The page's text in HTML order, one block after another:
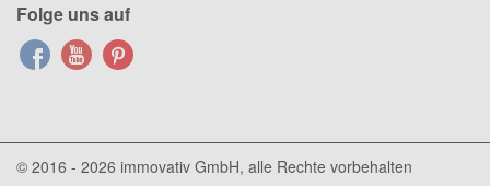
Folge uns auf
© 2016 - 2026 immovativ GmbH, alle Rechte vorbehalten